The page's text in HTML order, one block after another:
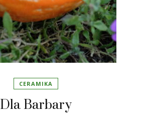
CERAMIKA
Dla Barbary